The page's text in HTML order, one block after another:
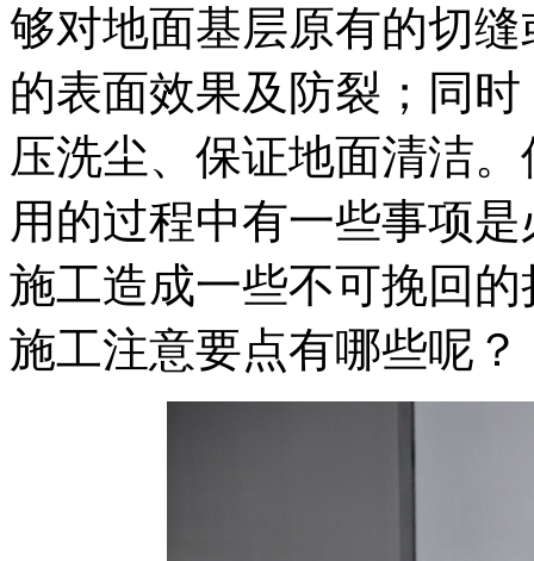
够对地面基层原有的切
的表面效果及防裂；同
压洗尘、保证地面清洁
用的过程中有一些事项
施工造成一些不可挽回
施工注意要点有哪些呢？